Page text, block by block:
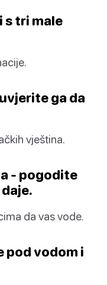
s tri male
ga da
vještina.
- pogodite
da vas vode.
pod vodom i